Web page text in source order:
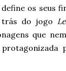
define os seus
trás do jogo
que